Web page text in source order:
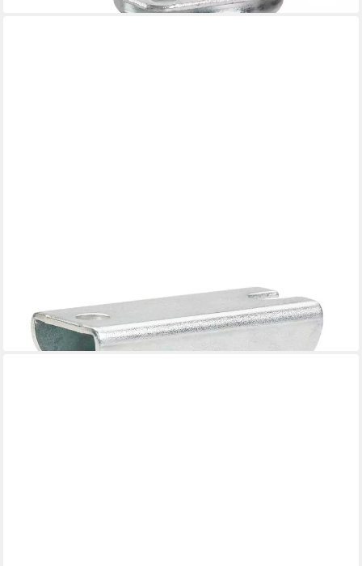
Möbelrolle Bockrolle 30 x 14 mm, Tragkr. 35 kg
2,74 €
lieferbar - in 3-4 Werktagen bei dir